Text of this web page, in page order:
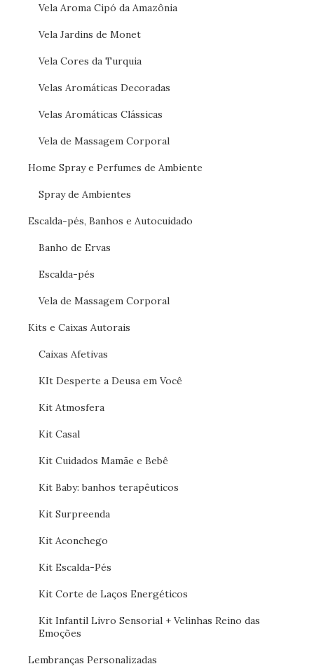
Vela Aroma Cipó da Amazônia
Vela Jardins de Monet
Vela Cores da Turquia
Velas Aromáticas Decoradas
Velas Aromáticas Clássicas
Vela de Massagem Corporal
Home Spray e Perfumes de Ambiente
Spray de Ambientes
Escalda-pés, Banhos e Autocuidado
Banho de Ervas
Escalda-pés
Vela de Massagem Corporal
Kits e Caixas Autorais
Caixas Afetivas
KIt Desperte a Deusa em Você
Kit Atmosfera
Kit Casal
Kit Cuidados Mamãe e Bebê
Kit Baby: banhos terapêuticos
Kit Surpreenda
Kit Aconchego
Kit Escalda-Pés
Kit Corte de Laços Energéticos
Kit Infantil Livro Sensorial + Velinhas Reino das
Emoções
Lembranças Personalizadas